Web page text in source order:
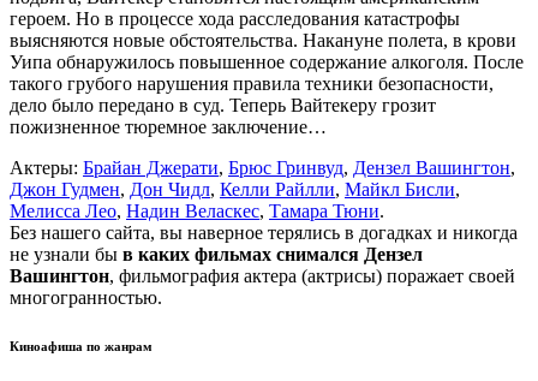
героем. Но в процессе хода расследования катастрофы
выясняются новые обстоятельства. Накануне полета, в крови
Уипа обнаружилось повышенное содержание алкоголя. После
такого грубого нарушения правила техники безопасности,
дело было передано в суд. Теперь Вайтекеру грозит
пожизненное тюремное заключение…
Актеры: Брайан Джерати, Брюс Гринвуд, Дензел Вашингтон,
Джон Гудмен, Дон Чидл, Келли Райлли, Майкл Бисли,
Мелисса Лео, Надин Веласкес, Тамара Тюни.
Без нашего сайта, вы наверное терялись в догадках и никогда
не узнали бы в каких фильмах снимался Дензел
Вашингтон, фильмография актера (актрисы) поражает своей
многогранностью.
Киноафиша по жанрам